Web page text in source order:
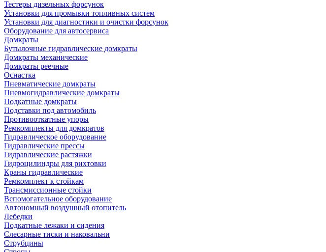
Тестеры дизельных форсунок
Установки для промывки топливных систем
Установки для диагностики и очистки форсунок
Оборудование для автосервиса
Домкраты
Бутылочные гидравлические домкраты
Домкраты механические
Домкраты реечные
Оснастка
Пневматические домкраты
Пневмогидравлические домкраты
Подкатные домкраты
Подставки под автомобиль
Противооткатные упоры
Ремкомплекты для домкратов
Гидравлическое оборудование
Гидравлические прессы
Гидравлические растяжки
Гидроцилиндры для рихтовки
Краны гидравлические
Ремкомплект к стойкам
Трансмиссионные стойки
Вспомогательное оборудование
Автономный воздушный отопитель
Лебедки
Подкатные лежаки и сидения
Слесарные тиски и наковальни
Струбцины